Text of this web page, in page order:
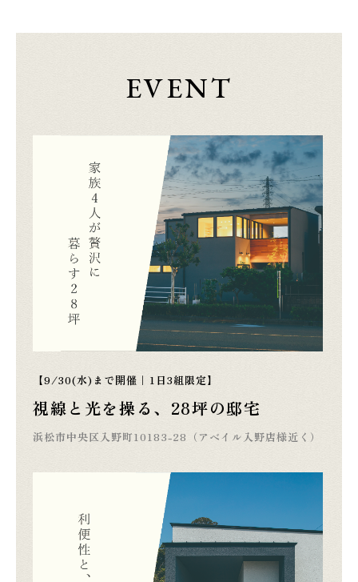
EVENT
【9/30(水)まで開催｜1日3組限定】
視線と光を操る、28坪の邸宅
浜松市中央区入野町10183-28（アベイル入野店様近く）